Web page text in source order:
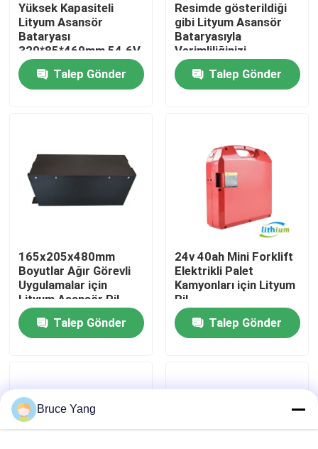
Ev
Ürünler
Fabrika turu
Bir teklif isteği
forklift lityum pil
48 Volt Lityum İyon Forklift Pil
Yüksek Kapasiteli
Lityum Asansör
Bataryası
320*85*469mm 54.6V
Uzun ömür
Talep Gönder
Resimde gösterildiği
gibi Lityum Asansör
Bataryasıyla
Verimliliğinizi
Maksimize Edin
Talep Gönder
165x205x480mm
Boyutlar Ağır Görevli
Uygulamalar için
Lityum Asansör Pil
Talep Gönder
24v 40ah Mini Forklift
Elektrikli Palet
Kamyonları için Lityum
Pil
Talep Gönder
Bruce Yang